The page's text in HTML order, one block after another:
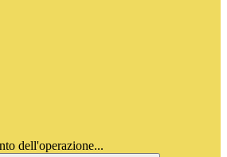
dell'operazione...